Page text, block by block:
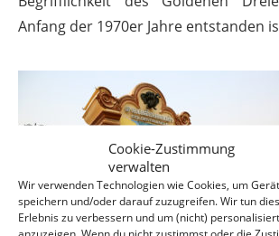
Cookie-Zustimmung
verwalten
Wir verwenden Technologien wie Cookies, um
speichern und/oder darauf zuzugreifen. Wir tun
Erlebnis zu verbessern und um (nicht)
Anfang der 1970er Jahre entstanden